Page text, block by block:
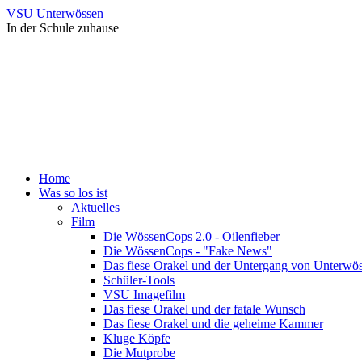
VSU Unterwössen
In der Schule zuhause
Home
Was so los ist
Aktuelles
Film
Die WössenCops 2.0 - Oilenfieber
Die WössenCops - "Fake News"
Das fiese Orakel und der Untergang von
Schüler-Tools
VSU Imagefilm
Das fiese Orakel und der fatale Wunsch
Das fiese Orakel und die geheime Kammer
Kluge Köpfe
Die Mutprobe